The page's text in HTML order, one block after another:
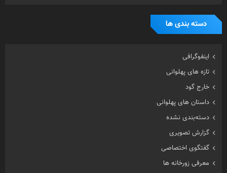
دسته بندی ها
اینفوگرافی
تازه های پهلوانی
خارج گود
داستان های پهلوانی
دسته‌بندی نشده
گزارش تصویری
گفتگوی اختصاصی
معرفی زورخانه ها